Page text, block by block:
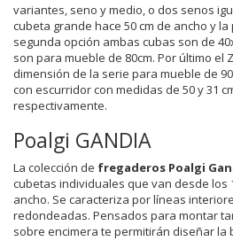
variantes, seno y medio, o dos senos
cubeta grande hace 50 cm de ancho y la
segunda opción ambas cubas son de
son para mueble de 80cm. Por último el
dimensión de la serie para mueble de
con escurridor con medidas de 50 y 31
respectivamente.
Poalgi GANDIA
La colección de fregaderos Poalgi
cubetas individuales que van desde los
ancho. Se caracteriza por líneas
redondeadas. Pensados para montar
sobre encimera te permitirán diseñar la